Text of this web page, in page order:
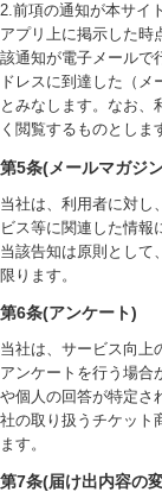
2.前項の通知が本サイ
アプリ上に掲示した時
該通知が電子メールで
ドレスに到達した（
とみなします。なお、
く閲覧するものとしま
第5条(メールマガジ
当社は、利用者に対し
ビス等に関連した情報
当該告知は原則として
限ります。
第6条(アンケート)
当社は、サービス向上
アンケートを行う場合
や個人の回答が特定さ
社の取り扱うチケット
ます。
第7条(届け出内容の